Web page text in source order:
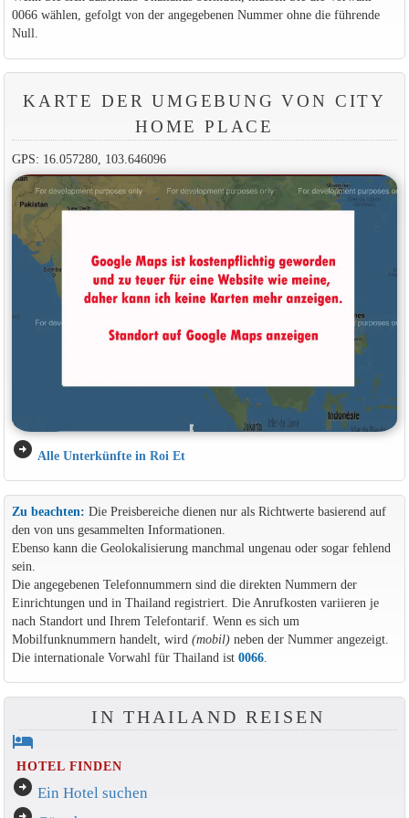
0066 wählen, gefolgt von der angegebenen Nummer ohne die führende
Null.
KARTE DER UMGEBUNG VON CITY
HOME PLACE
GPS: 16.057280, 103.646096
arrow_circle_right Alle Unterkünfte in Roi Et
Zu beachten: Die Preisbereiche dienen nur als Richtwerte basierend auf
den von uns gesammelten Informationen.
Ebenso kann die Geolokalisierung manchmal ungenau oder sogar fehlend
sein.
Die angegebenen Telefonnummern sind die direkten Nummern der
Einrichtungen und in Thailand registriert. Die Anrufkosten variieren je
nach Standort und Ihrem Telefontarif. Wenn es sich um
Mobilfunknummern handelt, wird (mobil)neben der Nummer angezeigt.
Die internationale Vorwahl für Thailand ist 0066.
IN THAILAND REISEN
hotel
HOTEL FINDEN
arrow_circle_right Ein Hotel suchen